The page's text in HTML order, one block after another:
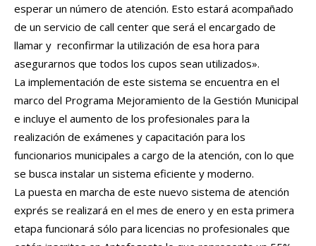
esperar un número de atención. Esto estará acompañado
de un servicio de call center que será el encargado de
llamar y reconfirmar la utilización de esa hora para
asegurarnos que todos los cupos sean utilizados».
La implementación de este sistema se encuentra en el
marco del Programa Mejoramiento de la Gestión Municipal
e incluye el aumento de los profesionales para la
realización de exámenes y capacitación para los
funcionarios municipales a cargo de la atención, con lo que
se busca instalar un sistema eficiente y moderno.
La puesta en marcha de este nuevo sistema de atención
exprés se realizará en el mes de enero y en esta primera
etapa funcionará sólo para licencias no profesionales que